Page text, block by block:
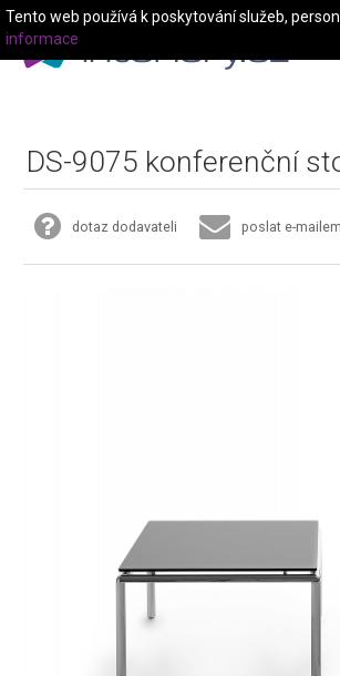
DS-9075 konferenční
dotaz dodavateli poslat e-mailem
Tento web používá k poskytování služeb,
informace